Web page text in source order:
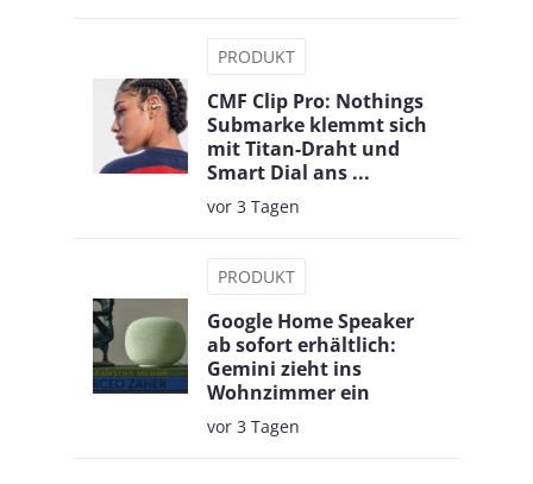
PRODUKT
CMF Clip Pro: Nothings
Submarke klemmt sich
mit Titan-Draht und
Smart Dial ans ...
vor 3 Tagen
PRODUKT
Google Home Speaker
ab sofort erhältlich:
Gemini zieht ins
Wohnzimmer ein
vor 3 Tagen